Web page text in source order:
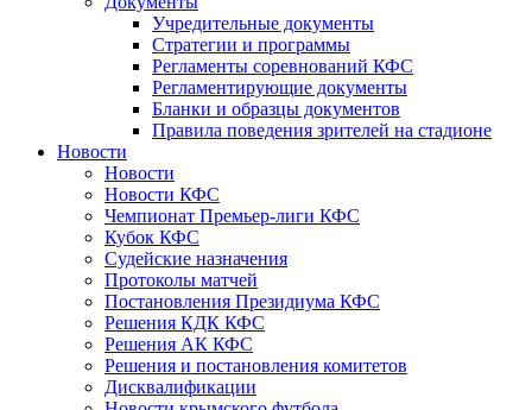
Учредительные документы
Стратегии и программы
Регламенты соревнований КФС
Регламентирующие документы
Бланки и образцы документов
Правила поведения зрителей на стадионе
Новости
Новости
Новости КФС
Чемпионат Премьер-лиги КФС
Кубок КФС
Судейские назначения
Протоколы матчей
Постановления Президиума КФС
Решения КДК КФС
Решения АК КФС
Решения и постановления комитетов
Дисквалификации